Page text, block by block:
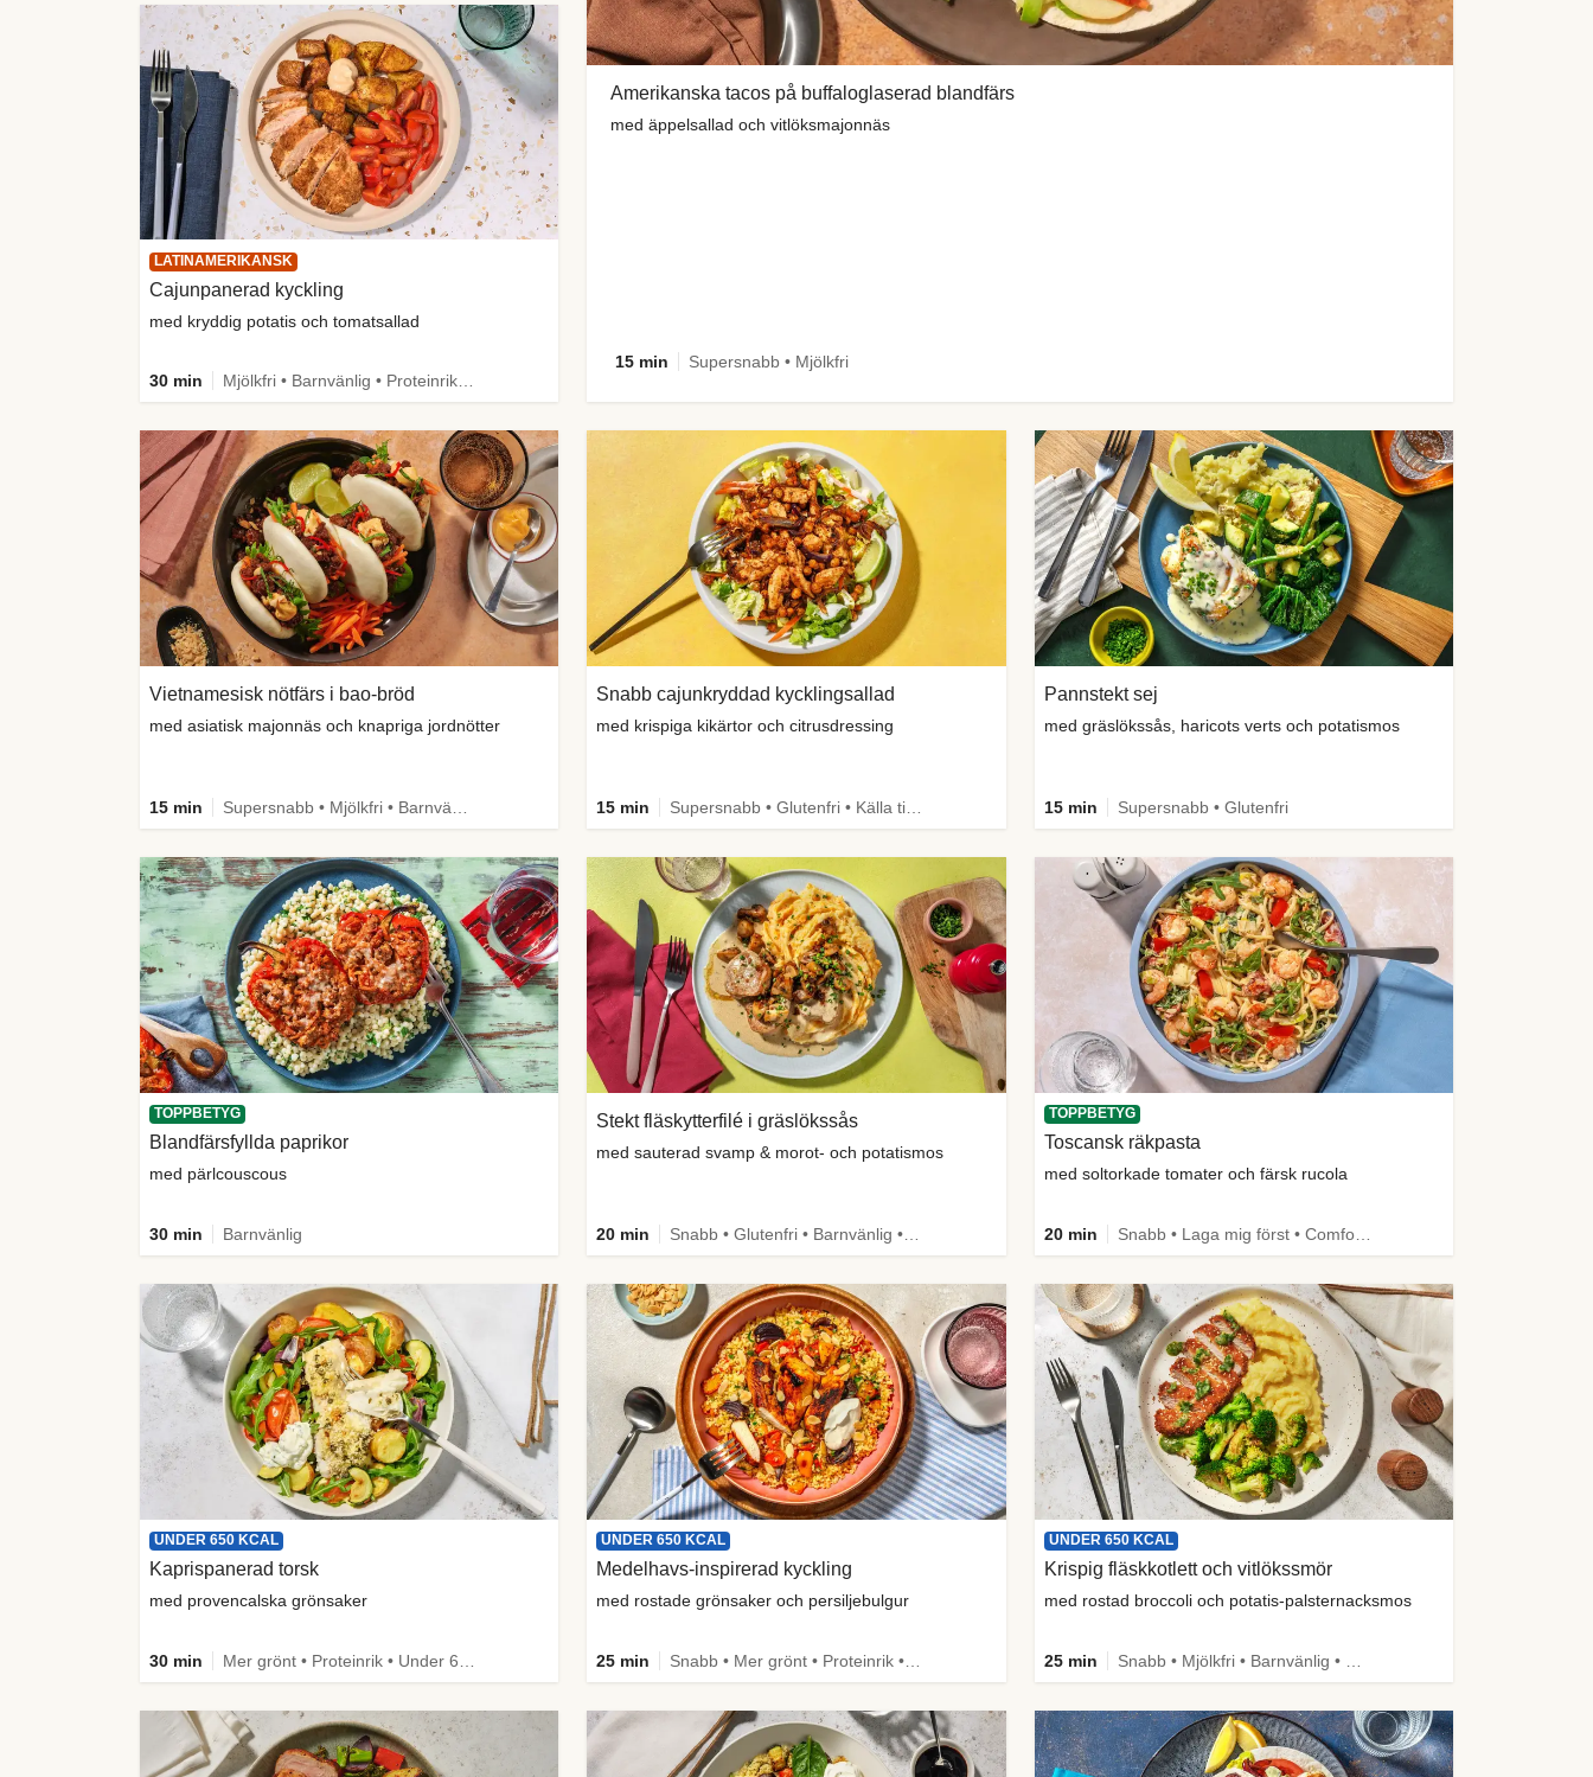
Amerikanska tacos på buffaloglaserad blandfärs
med äppelsallad och vitlöksmajonnäs
15 min Supersnabb • Mjölkfri
LATINAMERIKANSK
Cajunpanerad kyckling
med kryddig potatis och tomatsallad
30 min Mjölkfri • Barnvänlig • Proteinrik • Mer grönt • Källa till fiber
Vietnamesisk nötfärs i bao-bröd
med asiatisk majonnäs och knapriga jordnötter
15 min
Snabb cajunkryddad kycklingsallad
med krispiga kikärtor och citrusdressing
15 min
Pannstekt sej
med gräslökssås, haricots verts och potatismos
15 min Supersnabb • Glutenfri
TOPPBETYG
Blandfärsfyllda paprikor
med pärlcouscous
30 min Barnvänlig
Stekt fläskytterfilé i gräslökssås
med sauterad svamp & morot- och potatismos
20 min
TOPPBETYG
Toscansk räkpasta
med soltorkade tomater och färsk rucola
20 min Snabb • Laga mig först • Comfort Food
UNDER 650 KCAL
Kaprispanerad torsk
med provencalska grönsaker
30 min
UNDER 650 KCAL
Medelhavs-inspirerad kyckling
med rostade grönsaker och persiljebulgur
25 min
UNDER 650 KCAL
Krispig fläskkotlett och vitlökssmör
med rostad broccoli och potatis-palsternacksmos
25 min